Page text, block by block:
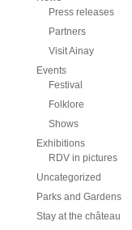
Press releases
Partners
Visit Ainay
Events
Festival
Folklore
Shows
Exhibitions
RDV in pictures
Uncategorized
Parks and Gardens
Stay at the château